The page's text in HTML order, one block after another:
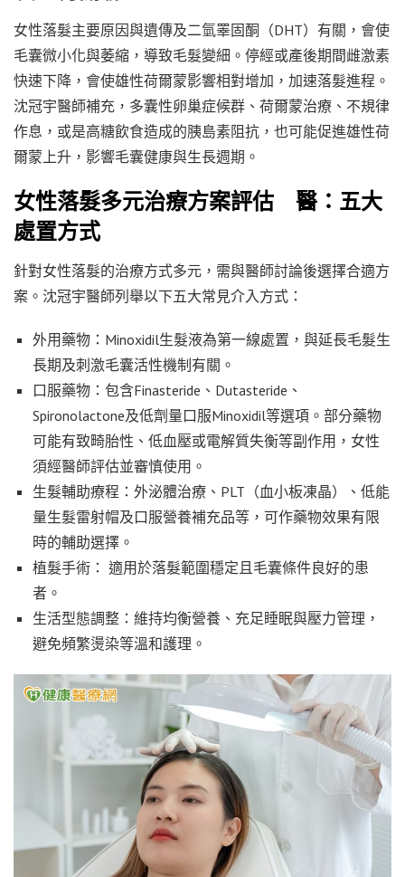
女性落髮主要原因與遺傳及二氫睪固酮（DHT）有關，會使
毛囊微小化與萎縮，導致毛髮變細。停經或產後期間雌激素
快速下降，會使雄性荷爾蒙影響相對增加，加速落髮進程。
沈冠宇醫師補充，多囊性卵巢症候群、荷爾蒙治療、不規律
作息，或是高糖飲食造成的胰島素阻抗，也可能促進雄性荷
爾蒙上升，影響毛囊健康與生長週期。
女性落髮多元治療方案評估 醫：五大
處置方式
針對女性落髮的治療方式多元，需與醫師討論後選擇合適方
案。沈冠宇醫師列舉以下五大常見介入方式：
外用藥物：Minoxidil生髮液為第一線處置，與延長毛髮生
長期及刺激毛囊活性機制有關。
口服藥物：包含Finasteride、Dutasteride、
Spironolactone及低劑量口服Minoxidil等選項。部分藥物
可能有致畸胎性、低血壓或電解質失衡等副作用，女性
須經醫師評估並審慎使用。
生髮輔助療程：外泌體治療、PLT（血小板凍晶）、低能
量生髮雷射帽及口服營養補充品等，可作藥物效果有限
時的輔助選擇。
植髮手術： 適用於落髮範圍穩定且毛囊條件良好的患
者。
生活型態調整：維持均衡營養、充足睡眠與壓力管理，
避免頻繁燙染等溫和護理。